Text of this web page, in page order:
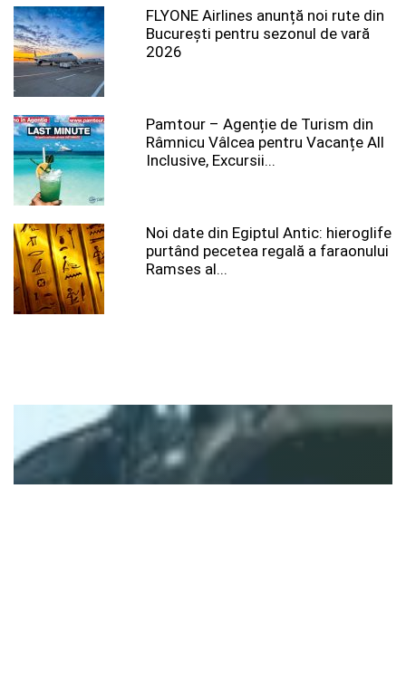
FLYONE Airlines anunță noi rute din
București pentru sezonul de vară
2026
Pamtour – Agenție de Turism din
Râmnicu Vâlcea pentru Vacanțe All
Inclusive, Excursii...
Noi date din Egiptul Antic: hieroglife
purtând pecetea regală a faraonului
Ramses al...